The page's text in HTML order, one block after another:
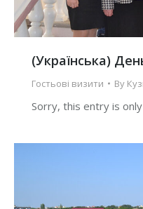
(Українська)
Гостьові визити By
Sorry, this entry is only